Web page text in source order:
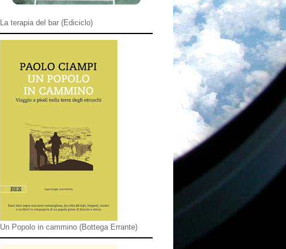
La terapia del bar (Ediciclo)
Un Popolo in cammino (Bottega Errante)